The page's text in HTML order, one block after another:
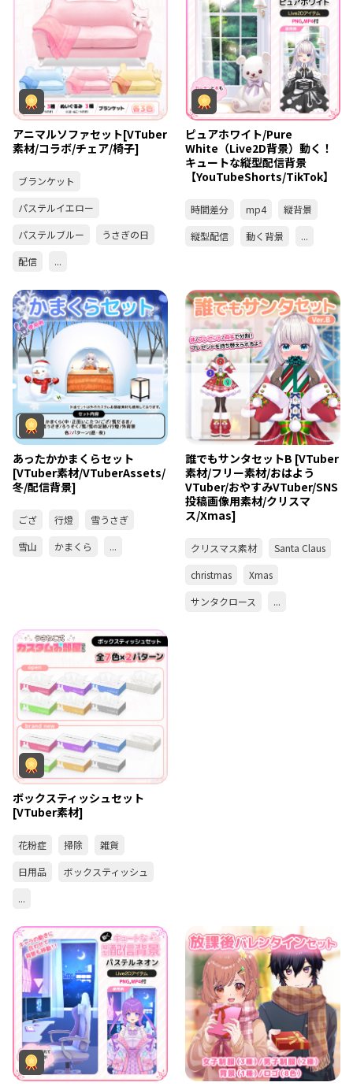
アニマルソファセット[VTuber
素材/コラボ/チェア/椅子]
ブランケット
パステルイエロー
パステルブルー
うさぎの日
配信
...
ピュアホワイト/Pure
White（Live2D背景）動く！
キュートな縦型配信背景
【YouTubeShorts/TikTok】
時間差分 mp4
縦背景
縦型配信
動く背景 ...
あったかかまくらセット
[VTuber素材/VTuberAssets/
冬/配信背景]
ござ 行燈
雪うさぎ
雪山
かまくら ...
誰でもサンタセットB [VTuber
素材/フリー素材/おはよう
VTuber/おやすみVTuber/SNS
投稿画像用素材/クリスマ
ス/Xmas]
クリスマス素材
Santa Claus
christmas
Xmas
サンタクロース
...
ボックスティッシュセット
[VTuber素材]
花粉症 掃除
雑貨
日用品
ボックスティッシュ
...